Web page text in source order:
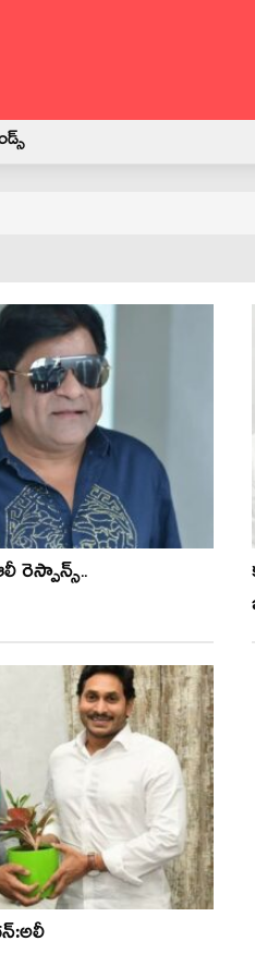
రెస్పాన్స్..